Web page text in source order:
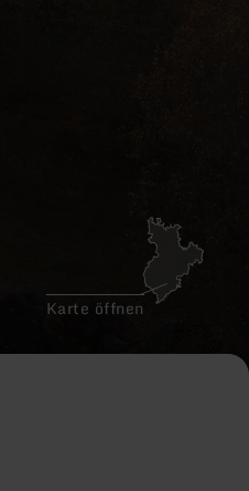
Karte öffnen